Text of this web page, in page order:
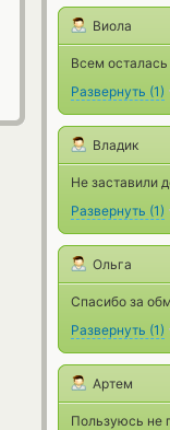
Виола
Всем
Развернуть (1)
Владик
Не заставили
Развернуть (1)
Ольга
Спасибо за
Развернуть (1)
Артем
Пользуюсь не